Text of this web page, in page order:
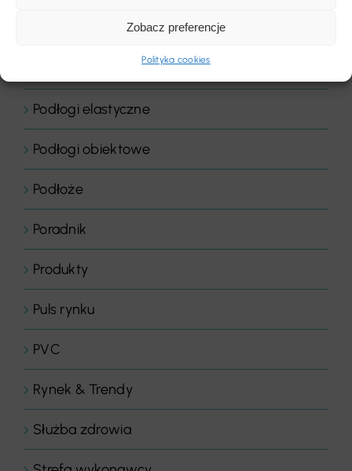
Zobacz preferencje
Polityka cookies
Podłogi domowe
Podłogi drewniane
Podłogi elastyczne
Podłogi obiektowe
Podłoże
Poradnik
Produkty
Puls rynku
PVC
Rynek & Trendy
Służba zdrowia